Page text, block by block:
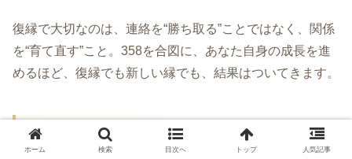
復縁で大切なのは、連絡を“勝ち取る”ことではなく、関係
を“育て直す”こと。358を合図に、あなた自身の成長を進
めるほど、復縁でも新しい縁でも、結果はついてきます。
ツインレイ要素が気になる：焦りを鎮める待
ホーム 検索 目次へ トップ 人気記事